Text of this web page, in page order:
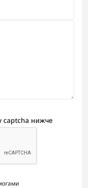
captcha нижче